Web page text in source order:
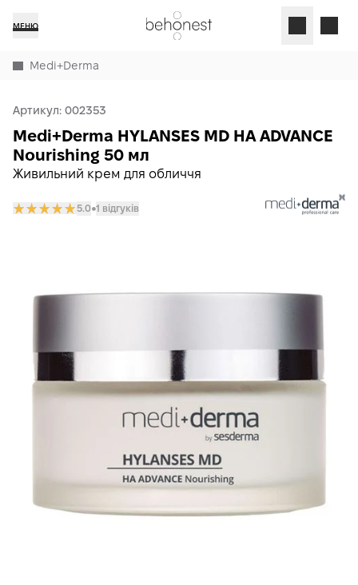
МЕНЮ
Medi+Derma
Артикул: 002353
Живильний крем для обличчя
Medi+Derma HYLANSES MD HA ADVANCE
Nourishing 50 мл
5.0𒊹1 відгуків